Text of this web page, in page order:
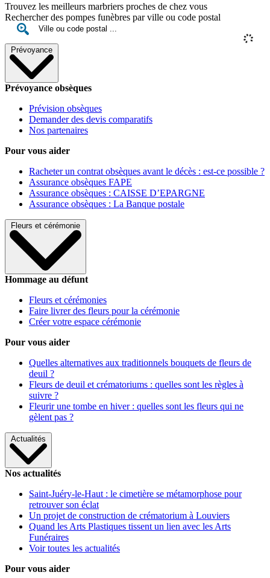
Trouvez les meilleurs marbriers proches de chez vous
Rechercher des pompes funèbres par ville ou code postal
Prévoyance
Prévoyance obsèques
Prévision obsèques
Demander des devis comparatifs
Nos partenaires
Pour vous aider
Racheter un contrat obsèques avant le décès : est-ce possible ?
Assurance obsèques FAPE
Assurance obsèques : CAISSE D’EPARGNE
Assurance obsèques : La Banque postale
Fleurs et cérémonie
Hommage au défunt
Fleurs et cérémonies
Faire livrer des fleurs pour la cérémonie
Créer votre espace cérémonie
Pour vous aider
Quelles alternatives aux traditionnels bouquets de fleurs de
deuil ?
Fleurs de deuil et crématoriums : quelles sont les règles à
suivre ?
Fleurir une tombe en hiver : quelles sont les fleurs qui ne
gèlent pas ?
Actualités
Nos actualités
Saint-Juéry-le-Haut : le cimetière se métamorphose pour
retrouver son éclat
Un projet de construction de crématorium à Louviers
Quand les Arts Plastiques tissent un lien avec les Arts
Funéraires
Voir toutes les actualités
Pour vous aider